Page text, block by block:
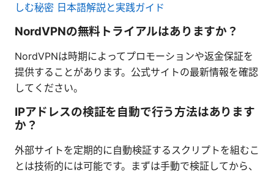
しむ秘密 日本語解説と実践ガイド
NordVPNの無料トライアルはありますか？
NordVPNは時期によってプロモーションや返金保証を
提供することがあります。公式サイトの最新情報を確認
してください。
IPアドレスの検証を自動で行う方法はあります
か？
外部サイトを定期的に自動検証するスクリプトを組むこ
とは技術的には可能です。まずは手動で検証してから、